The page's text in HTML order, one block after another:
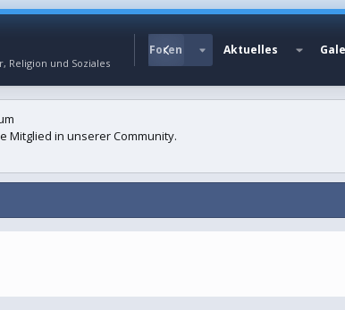
Religion und Soziales
Foren Aktuelles
Mitglied in unserer Community.